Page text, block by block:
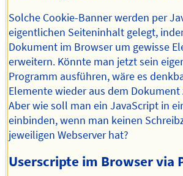
Solche Cookie-Banner werden per
eigentlichen Seiteninhalt gelegt,
Dokument im Browser um gewisse
erweitern. Könnte man jetzt sein
Programm ausführen, wäre es
Elemente wieder aus dem
Aber wie soll man ein JavaScript in
einbinden, wenn man keinen
jeweiligen Webserver hat?
Userscripte im Browser via